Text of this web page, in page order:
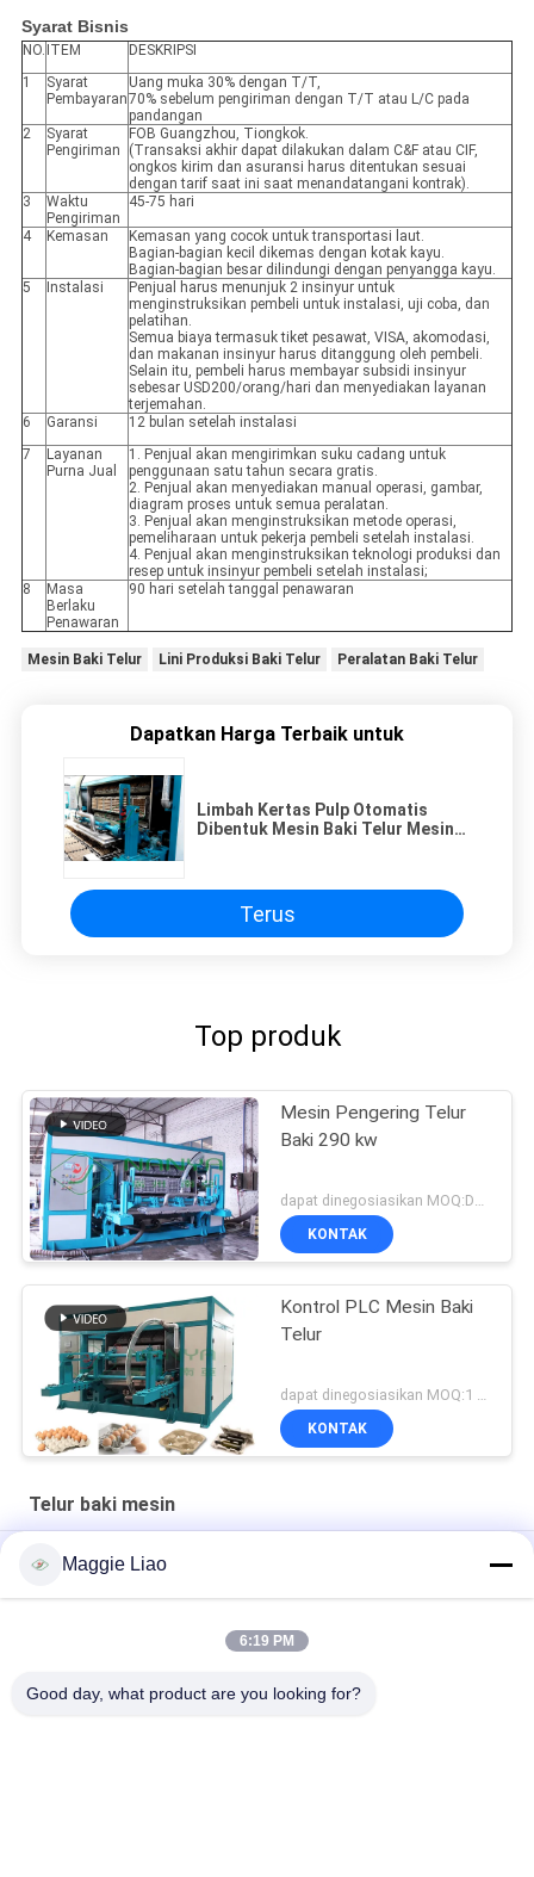
Syarat Bisnis
NO. ITEM
DESKRIPSI
1
Syarat
Pembayaran
Uang muka 30% dengan T/T,
70% sebelum pengiriman dengan T/T atau L/C pada
pandangan
2
Syarat
Pengiriman
FOB Guangzhou, Tiongkok.
(Transaksi akhir dapat dilakukan dalam C&F atau CIF,
ongkos kirim dan asuransi harus ditentukan sesuai
dengan tarif saat ini saat menandatangani kontrak).
3
Waktu
Pengiriman
45-75 hari
4 Kemasan
Kemasan yang cocok untuk transportasi laut.
Bagian-bagian kecil dikemas dengan kotak kayu.
Bagian-bagian besar dilindungi dengan penyangga kayu.
5
Instalasi
Penjual harus menunjuk 2 insinyur untuk
menginstruksikan pembeli untuk instalasi, uji coba, dan
pelatihan.
Semua biaya termasuk tiket pesawat, VISA, akomodasi,
dan makanan insinyur harus ditanggung oleh pembeli.
Selain itu, pembeli harus membayar subsidi insinyur
sebesar USD200/orang/hari dan menyediakan layanan
terjemahan.
6
Garansi
12 bulan setelah instalasi
7
Layanan
Purna Jual
1. Penjual akan mengirimkan suku cadang untuk
penggunaan satu tahun secara gratis.
2. Penjual akan menyediakan manual operasi, gambar,
diagram proses untuk semua peralatan.
3. Penjual akan menginstruksikan metode operasi,
pemeliharaan untuk pekerja pembeli setelah instalasi.
4. Penjual akan menginstruksikan teknologi produksi dan
resep untuk insinyur pembeli setelah instalasi;
8
Masa
Berlaku
Penawaran
90 hari setelah tanggal penawaran
Mesin Baki Telur Lini Produksi Baki Telur Peralatan Baki Telur
Dapatkan Harga Terbaik untuk
Limbah Kertas Pulp Otomatis
Dibentuk Mesin Baki Telur Mesin
Terus
Top produk
Mesin Pengering Telur
Baki 290 kw
dapat dinegosiasikan MOQ:Dapat dinegosiasikan
KONTAK
Kontrol PLC Mesin Baki
Telur
KONTAK
Telur baki mesin
Mesin pencetak cangkir / bak telur berputar otomatis
Mesin Baki Telur Kertas Daur Ulang Sepenuhnya Otomatis
Limbah Kertas Pulp Otomatis Dibentuk Mesin Baki Telur Mesin
Maggie Liao
6:19 PM
Good day, what product are you looking for?